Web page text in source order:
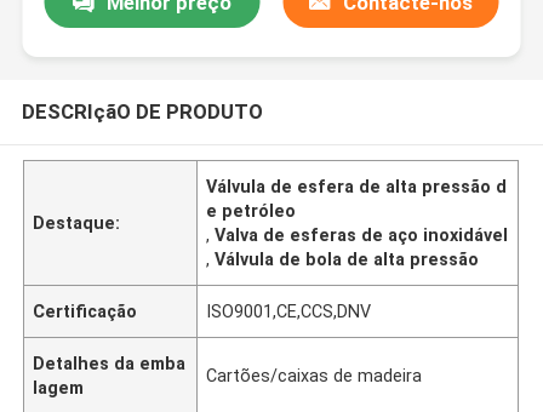
DESCRIçãO DE PRODUTO
Destaque:
Válvula de esfera de alta pressão d
e petróleo
,Valva de esferas de aço inoxidável
,Válvula de bola de alta pressão
Certificação ISO9001,CE,CCS,DNV
Detalhes da emba
lagem
Cartões/caixas de madeira